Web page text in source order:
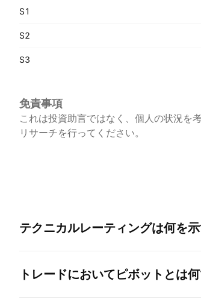
S1
S2
S3
免責事項
これは投資助言ではなく、個人の状況を
リサーチを行ってください。
テクニカルレーティングは何を
トレードにおいてピボットとは